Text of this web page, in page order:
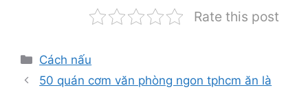
Rate this post
Danh
mục
Cách nấu
50 quán cơm văn phòng ngon tphcm ăn là